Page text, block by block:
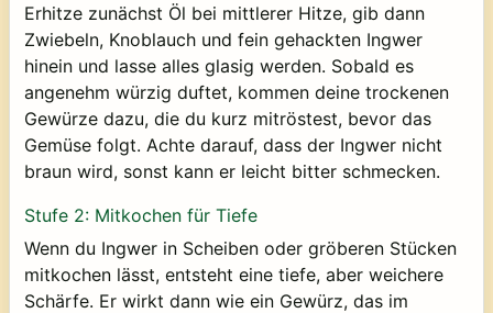
Erhitze zunächst Öl bei mittlerer Hitze, gib dann
Zwiebeln, Knoblauch und fein gehackten Ingwer
hinein und lasse alles glasig werden. Sobald es
angenehm würzig duftet, kommen deine trockenen
Gewürze dazu, die du kurz mitröstest, bevor das
Gemüse folgt. Achte darauf, dass der Ingwer nicht
braun wird, sonst kann er leicht bitter schmecken.
Stufe 2: Mitkochen für Tiefe
Wenn du Ingwer in Scheiben oder gröberen Stücken
mitkochen lässt, entsteht eine tiefe, aber weichere
Schärfe. Er wirkt dann wie ein Gewürz, das im